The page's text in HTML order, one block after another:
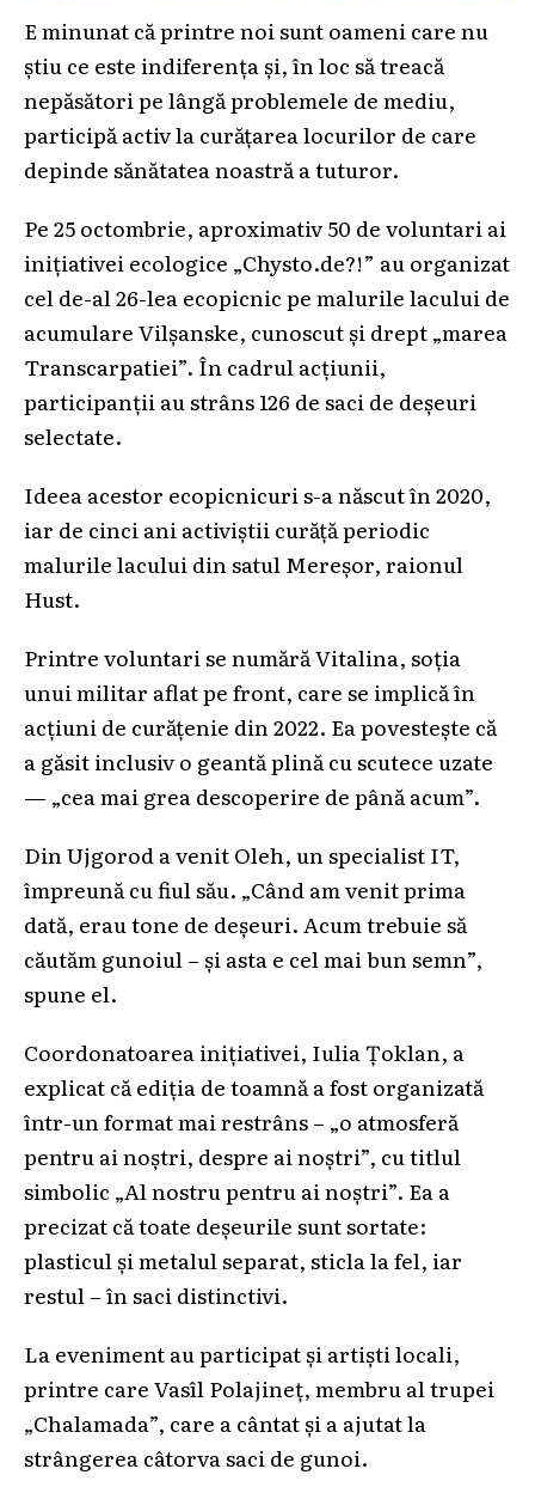
E minunat că printre noi sunt oameni care nu
știu ce este indiferența și, în loc să treacă
nepăsători pe lângă problemele de mediu,
participă activ la curățarea locurilor de care
depinde sănătatea noastră a tuturor.
Pe 25 octombrie, aproximativ 50 de voluntari ai
inițiativei ecologice „Chysto.de?!” au organizat
cel de-al 26-lea ecopicnic pe malurile lacului de
acumulare Vilșanske, cunoscut și drept „marea
Transcarpatiei”. În cadrul acțiunii,
participanții au strâns 126 de saci de deșeuri
selectate.
Ideea acestor ecopicnicuri s-a născut în 2020,
iar de cinci ani activiștii curăță periodic
malurile lacului din satul Mereșor, raionul
Hust.
Printre voluntari se numără Vitalina, soția
unui militar aflat pe front, care se implică în
acțiuni de curățenie din 2022. Ea povestește că
a găsit inclusiv o geantă plină cu scutece uzate
— „cea mai grea descoperire de până acum”.
Din Ujgorod a venit Oleh, un specialist IT,
împreună cu fiul său. „Când am venit prima
dată, erau tone de deșeuri. Acum trebuie să
căutăm gunoiul – și asta e cel mai bun semn”,
spune el.
Coordonatoarea inițiativei, Iulia Țoklan, a
explicat că ediția de toamnă a fost organizată
într-un format mai restrâns – „o atmosferă
pentru ai noștri, despre ai noștri”, cu titlul
simbolic „Al nostru pentru ai noștri”. Ea a
precizat că toate deșeurile sunt sortate:
plasticul și metalul separat, sticla la fel, iar
restul – în saci distinctivi.
La eveniment au participat și artiști locali,
printre care Vasîl Polajineț, membru al trupei
„Chalamada”, care a cântat și a ajutat la
strângerea câtorva saci de gunoi.